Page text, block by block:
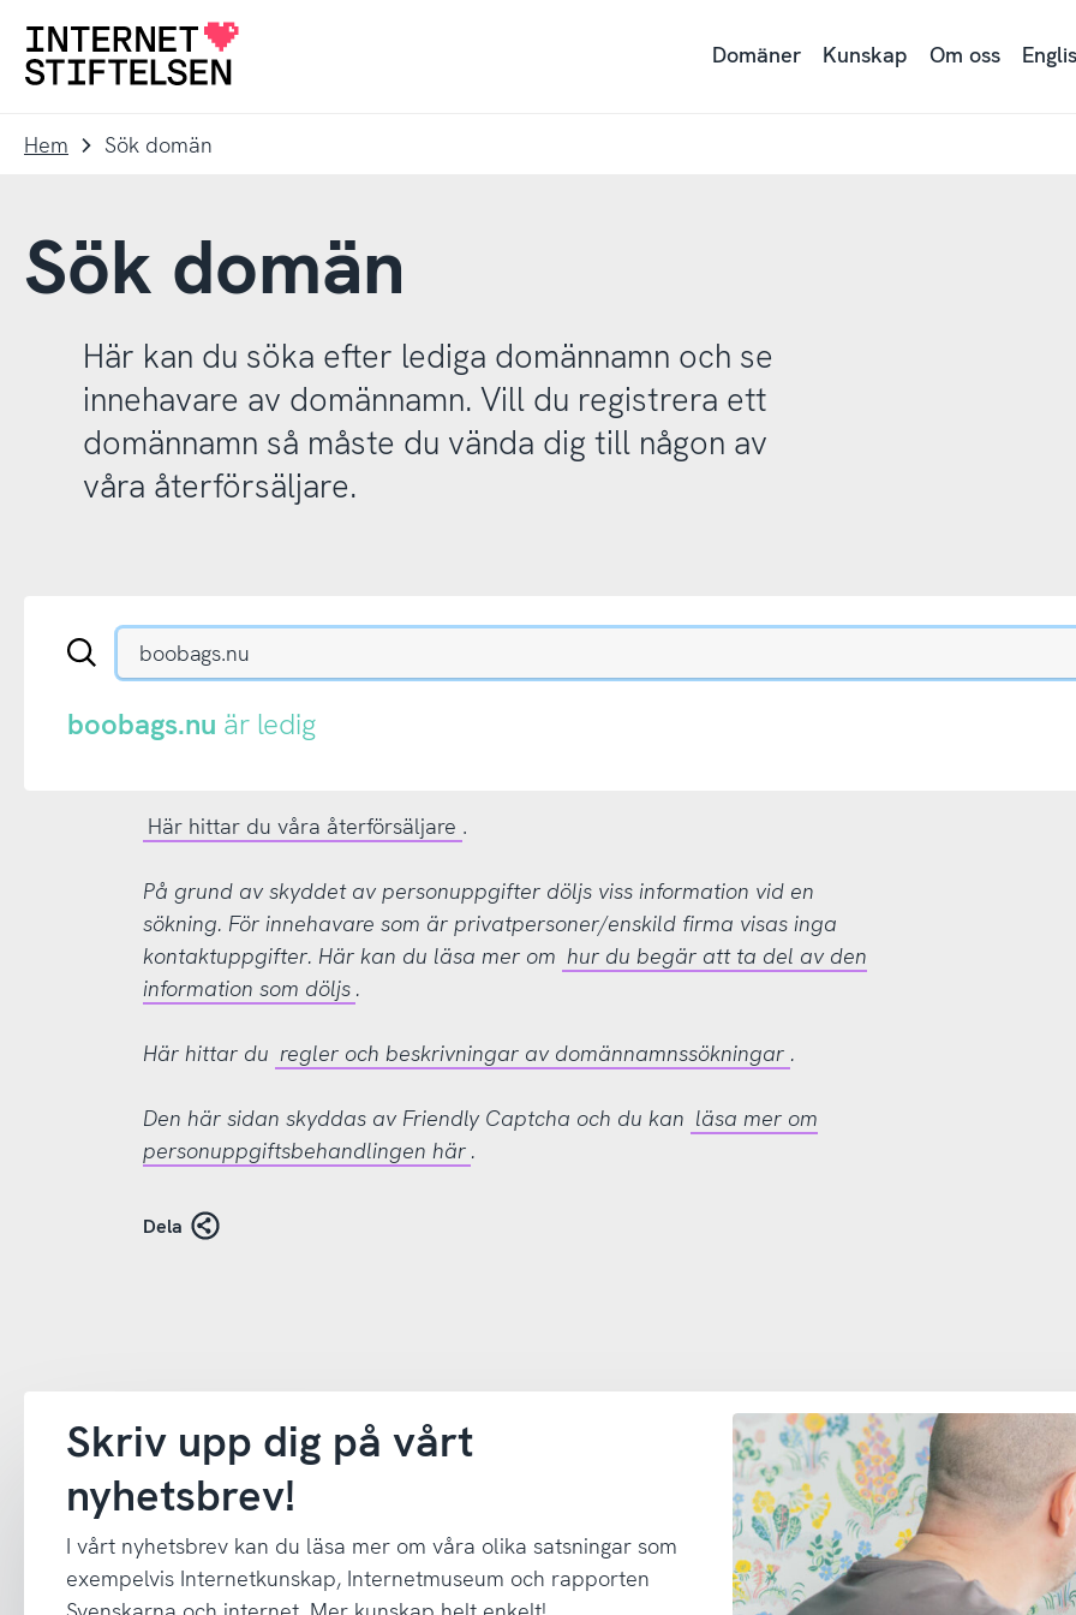
navigering
innehåll
Till
Domäner Kunskap Om oss
Hem Sök domän
Sök domän
Här kan du söka efter lediga domännamn och se
innehavare av domännamn. Vill du registrera ett
domännamn så måste du vända dig till någon av
våra återförsäljare.
Sök
.se-
eller
.nu-
boobags.nu är ledig
Här hittar du våra återförsäljare .
På grund av skyddet av personuppgifter döljs viss information vid en
sökning. För innehavare som är privatpersoner/enskild firma visas inga
kontaktuppgifter. Här kan du läsa mer om hur du begär att ta del av den
information som döljs .
Här hittar du regler och beskrivningar av domännamnssökningar .
Den här sidan skyddas av Friendly Captcha och du kan läsa mer om
personuppgiftsbehandlingen här .
Dela
Skriv upp dig på vårt
nyhetsbrev!
I vårt nyhetsbrev kan du läsa mer om våra olika satsningar som
exempelvis Internetkunskap, Internetmuseum och rapporten